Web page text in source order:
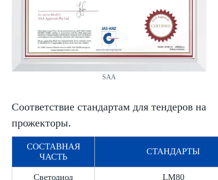
SAA
Соответствие стандартам для тендеров на
прожекторы.
СОСТАВНАЯ
ЧАСТЬ
СТАНДАРТЫ
Светодиод LM80